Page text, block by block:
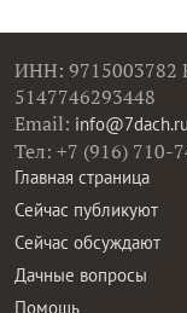
ИНН: 9715003782
5147746293448
Email: info@7dach.ru
Тел: +7 (916) 710-
Главная страница
Сейчас публикуют
Сейчас обсуждают
Дачные вопросы
Помощь